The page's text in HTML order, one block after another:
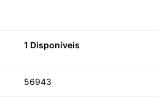
1 Disponíveis
56943